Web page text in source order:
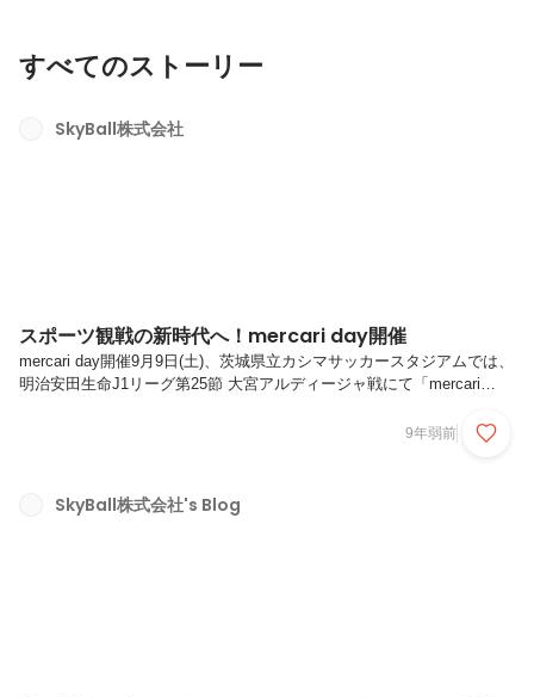
すべてのストーリー
SkyBall株式会社
スポーツ観戦の新時代へ！mercari day開催
mercari day開催9月9日(土)、茨城県立カシマサッカースタジアムでは、
明治安田生命J1リーグ第25節 大宮アルディージャ戦にて「mercari
ラーズのスポンサー契約におけるアクティベーションを支援させて頂い
360度VR動画「The 12th Player On The Pitch」！試合に臨む選手の様
子を12番目の選手として疑似体験できる360度VR動画をスタジアムへ
9年弱前
SkyBall株式会社's Blog